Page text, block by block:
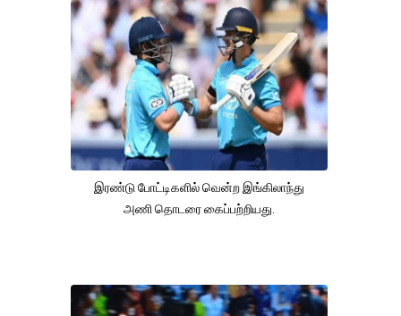
இரண்டு போட்டிகளில் வென்ற இங்கிலாந்து
அணி தொடரை கைப்பற்றியது.